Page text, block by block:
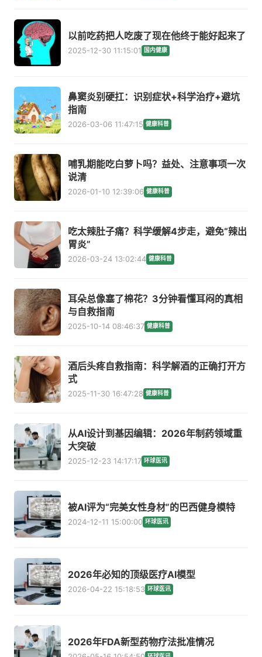
以前吃药把人吃废了现在他终于能好起来了
2025-12-30 11:15:01 国内健康
鼻窦炎别硬扛：识别症状+科学治疗+避坑
指南
2026-03-06 11:47:15 健康科普
哺乳期能吃白萝卜吗？益处、注意事项一次
说清
2026-01-10 12:39:06 健康科普
吃太辣肚子痛？科学缓解4步走，避免“辣出
胃炎”
2026-03-24 13:02:44 健康科普
耳朵总像塞了棉花？3分钟看懂耳闷的真相
与自救指南
2025-10-14 08:46:37 健康科普
酒后头疼自救指南：科学解酒的正确打开方
式
2025-11-30 16:47:28 健康科普
从AI设计到基因编辑：2026年制药领域重
大突破
2025-12-23 14:17:17 环球医讯
被AI评为“完美女性身材”的巴西健身模特
2024-12-11 15:00:00 环球医讯
2026年必知的顶级医疗AI模型
2026-04-22 15:18:53 环球医讯
2026年FDA新型药物疗法批准情况